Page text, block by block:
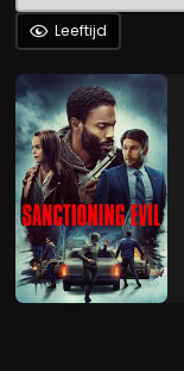
Leeftijd